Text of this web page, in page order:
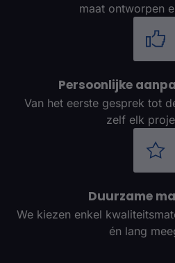
maat ontworpen
Persoonlijke
Van het eerste gesprek tot
zelf elk
Duurzame
We kiezen enkel
én lang